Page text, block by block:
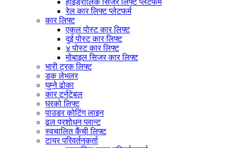
हाइड्रोलिक सिजर लिफ्ट प्लेटफर्म
रेल कार लिफ्ट प्लेटफर्म
कार लिफ्ट
एकल पोस्ट कार लिफ्ट
दुई पोस्ट कार लिफ्ट
४ पोस्ट कार लिफ्ट
मोबाइल सिजर कार लिफ्ट
भारी ट्रक लिफ्ट
डक लेभलर
घुम्ने ढोका
कार टर्नटेबल
घरको लिफ्ट
पाउडर कोटिंग लाइन
ढल प्रशोधन प्लान्ट
स्वचालित कैंची लिफ्ट
टायर परिवर्तनकर्ता